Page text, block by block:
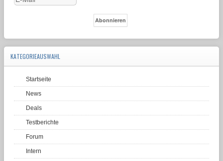
KATEGORIEAUSWAHL
Startseite
News
Deals
Testberichte
Forum
Intern